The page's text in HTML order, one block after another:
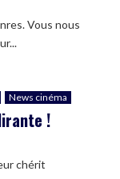
Vous nous
News cinéma
!
chérit